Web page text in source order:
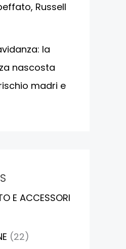
Russell
la
nascosta
madri e
E ACCESSORI
(22)